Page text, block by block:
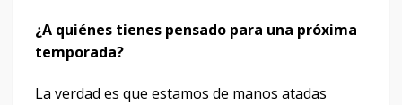
¿A quiénes tienes pensado para una próxima
temporada?
La verdad es que estamos de manos atadas